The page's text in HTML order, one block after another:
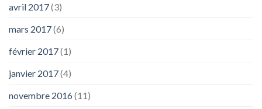
avril 2017(3)
mars 2017(6)
février 2017(1)
janvier 2017(4)
novembre 2016(11)